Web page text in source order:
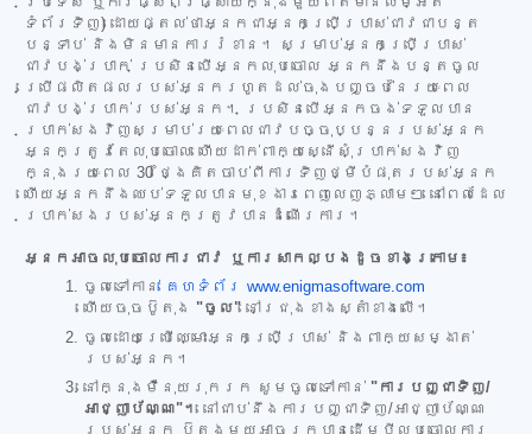
ទំព័រទិញ) ដោយផ្តល់ថាអ្នកជាអ្នកប្រើប្រាស់ជាវជាបន្ត
បន្ទាប់ និងមិនមានការរំខាន។ សម្រាប់អ្នកប្រើប្រាស់
ជាវបង់ប្រាក់ ប្រសិនបើអ្នកលុបចោល អ្នកនឹងបន្តចូល
ប្រើផលិតផលរបស់អ្នករហូតដល់ចុងបញ្ចប់នៃរយៈពេល
ជាវបង់ប្រាក់របស់អ្នក។ ប្រសិនបើអ្នកចង់ទទួលបាន
ប្រាក់សងវិញសម្រាប់រយៈពេលជាវបច្ចុប្បន្នរបស់អ្នក
អ្នកត្រូវតែលុបចោល ហើយដាក់ពាក្យស្នើសុំប្រាក់សងវិញ
ក្នុងរយៈពេល 30 ថ្ងៃគិតចាប់ពីការទិញថ្មីបំផុតរបស់អ្នក
ហើយអ្នកនឹងឈប់ទទួលបានមុខងារពេញលេញភ្លាមៗ នៅពេលដែល
ប្រាក់សងរបស់អ្នកត្រូវបានដំណើរការ។
អ្នកអាចលុបចោលការជាវ ឬការសាកល្បងដូចខាងក្រោម៖
ចូលទៅកាន់ គេហទំព័រ www.enigmasoftware.com
ហើយចុចប៊ូតុង "ចូល" នៅជ្រុងខាងស្តាំខាងលើ។
ចូលដោយប្រើឈ្មោះអ្នកប្រើប្រាស់ និងពាក្យសម្ងាត់
របស់អ្នក។
នៅក្នុងម៉ឺនុយរុករក សូមចូលទៅកាន់ "ការបញ្ជាទិញ/
អាជ្ញាប័ណ្ណ"។ នៅជាប់នឹងការបញ្ជាទិញ/អាជ្ញាប័ណ្ណ
របស់អ្នក ប៊ូតុងមួយអាចរកបានដើម្បីលុបចោលការ